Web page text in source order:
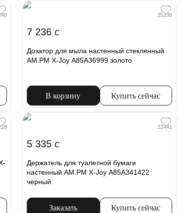
25236
7 236c
Дозатор для мыла настенный стеклянный
AM.PM X-Joy A85A36999 золото
В корзину Купить сейчас
22441
5 335c
Держатель для туалетной бумаги
настенный AM.PM X-Joy A85A341422
черный
Заказать Купить сейчас